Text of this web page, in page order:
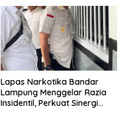
Halinar
Lapas Narkotika Bandar
Lampung Menggelar Razia
Insidentil, Perkuat Sinergi